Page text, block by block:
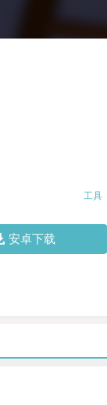
工具
安卓下载